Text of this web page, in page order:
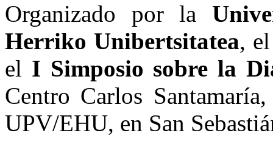
Organizado por la
Herriko Unibertsitatea,
el I Simposio sobre la
Centro Carlos
UPV/EHU, en San